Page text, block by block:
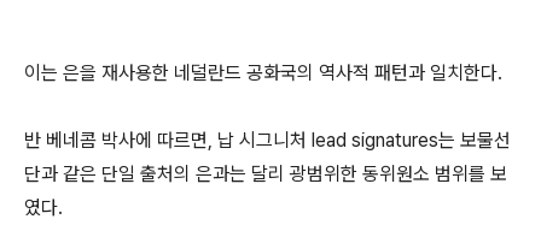
이는 은을 재사용한 네덜란드 공화국의 역사적 패턴과 일치한다.
반 베네콤 박사에 따르면, 납 시그니처 lead signatures는 보물선
단과 같은 단일 출처의 은과는 달리 광범위한 동위원소 범위를 보
였다.